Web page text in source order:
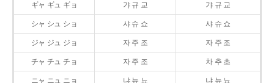
ギャ ギュ ギョ 갸 규 교 갸 규 교
シャ シュ ショ 샤 슈 쇼 샤 슈 쇼
ジャ ジュ ジョ 자 주 조 자 주 조
チャ チュ チョ 자 주 조 차 추 초
ニャ ニュ ニョ 냐 뉴 뇨 냐 뉴 뇨